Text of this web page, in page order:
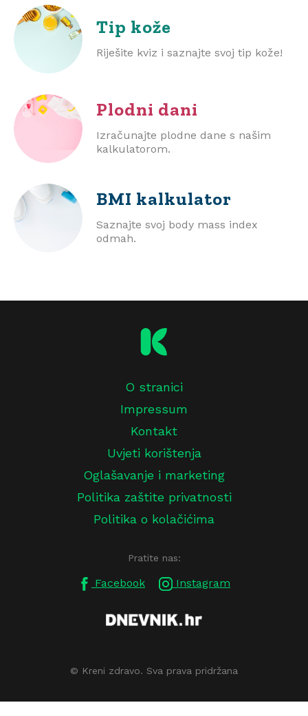
Tip kože
Riješite kviz i saznajte svoj tip kože!
Plodni dani
Izračunajte plodne dane s našim
kalkulatorom.
BMI kalkulator
Saznajte svoj body mass index
odmah.
O stranici
Impressum
Kontakt
Uvjeti korištenja
Oglašavanje i marketing
Politika zaštite privatnosti
Politika o kolačićima
Pratite nas:
Facebook Instagram
© Kreni zdravo. Sva prava pridržana